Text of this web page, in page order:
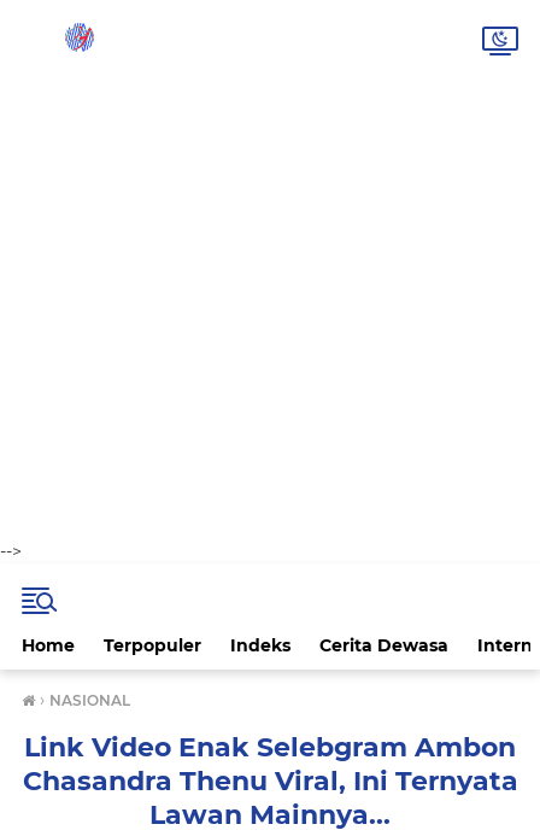
-->
Home Terpopuler Indeks Cerita Dewasa
› NASIONAL
Link Video Enak Selebgram Ambon
Chasandra Thenu Viral, Ini Ternyata
Lawan Mainnya...